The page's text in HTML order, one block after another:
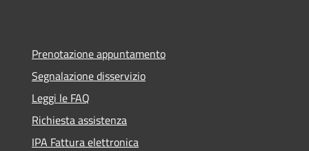
Prenotazione appuntamento
Segnalazione disservizio
Leggi le FAQ
Richiesta assistenza
IPA Fattura elettronica